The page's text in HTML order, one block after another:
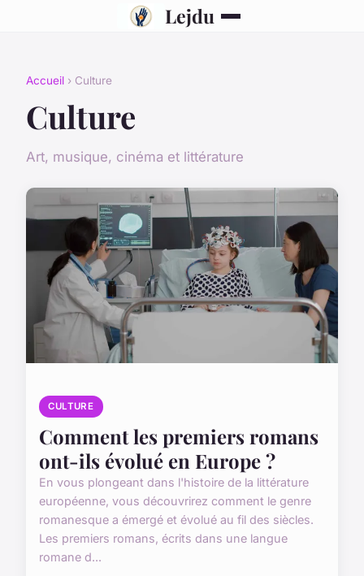
Lejdu
Accueil › Culture
Culture
Art, musique, cinéma et littérature
CULTURE
Comment les premiers romans
ont-ils évolué en Europe ?
En vous plongeant dans l'histoire de la littérature
européenne, vous découvrirez comment le genre
romanesque a émergé et évolué au fil des siècles.
Les premiers romans, écrits dans une langue
romane d...